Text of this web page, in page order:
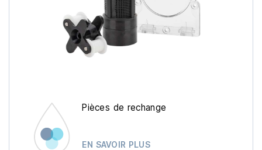
Pièces de rechange
EN SAVOIR PLUS